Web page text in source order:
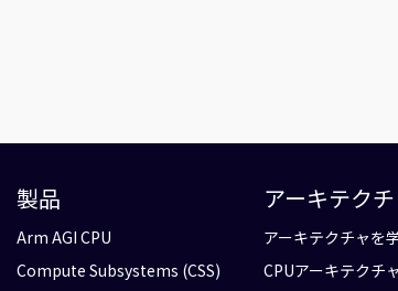
製品
Arm AGI CPU
Compute Subsystems (CSS)
アーキテク
アーキテクチャを
CPUアーキテクチャ